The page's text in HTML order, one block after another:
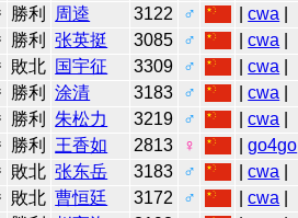
勝利 周逵 3122 ♂ |cwa
勝利 张英挺 3085 ♂ |cwa
敗北 国宇征 3309 ♂ |cwa
勝利 涂清 3183 ♂ |cwa
勝利 朱松力 3219 ♂ |cwa
勝利 王香如 2813 ♀ |go4go
敗北 张东岳 3183 ♂ |cwa
敗北 曹恒廷 3172 ♂ |cwa